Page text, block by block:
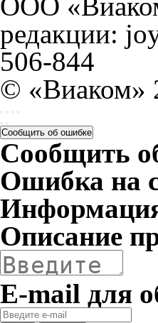
редакции:
506-844
© «Виаком»
Сообщить об ошибке
Сообщить
Ошибка на
Описание
E-mail для